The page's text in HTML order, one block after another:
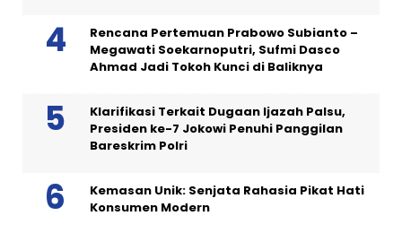
Rencana Pertemuan Prabowo Subianto –
Megawati Soekarnoputri, Sufmi Dasco
Ahmad Jadi Tokoh Kunci di Baliknya
Klarifikasi Terkait Dugaan Ijazah Palsu,
Presiden ke-7 Jokowi Penuhi Panggilan
Bareskrim Polri
Kemasan Unik: Senjata Rahasia Pikat Hati
Konsumen Modern